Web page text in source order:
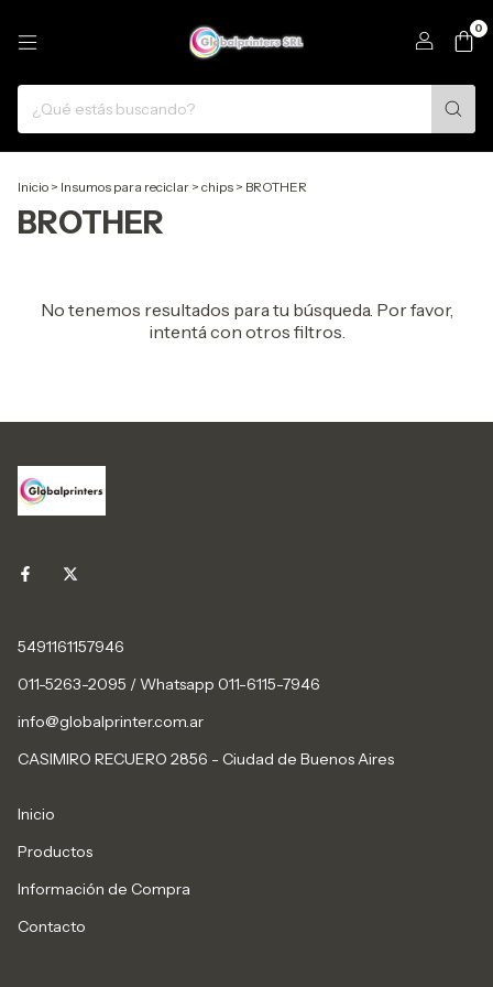
0
Inicio > Insumos para reciclar > chips > BROTHER
BROTHER
No tenemos resultados para tu búsqueda. Por favor,
intentá con otros filtros.
5491161157946
011-5263-2095 / Whatsapp 011-6115-7946
info@globalprinter.com.ar
CASIMIRO RECUERO 2856 - Ciudad de Buenos Aires
Inicio
Productos
Información de Compra
Contacto